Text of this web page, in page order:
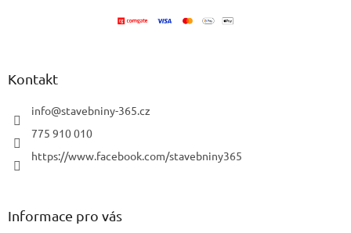
Kontakt
info@stavebniny-365.cz
775 910 010
https://www.facebook.com/stavebniny365
Informace pro vás